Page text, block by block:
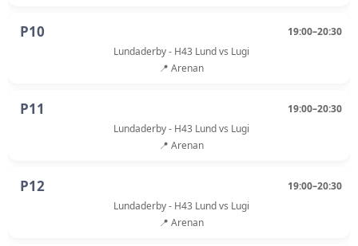
P10
19:00–20:30
Lundaderby - H43 Lund vs Lugi
📍 Arenan
P11
19:00–20:30
Lundaderby - H43 Lund vs Lugi
📍 Arenan
P12
19:00–20:30
Lundaderby - H43 Lund vs Lugi
📍 Arenan